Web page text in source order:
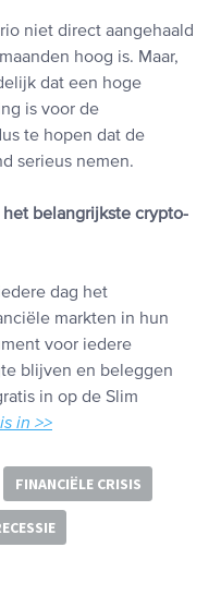
niet direct aangehaald
hoog is. Maar,
dat een hoge
is voor de
te hopen dat de
serieus nemen.
belangrijkste crypto-
dag het
markten in hun
voor iedere
blijven en beleggen
in op de Slim
in >>
FINANCIËLE CRISIS